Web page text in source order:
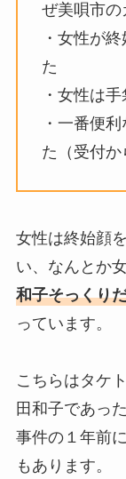
ぜ美唄市の
・女性が
た
・女性は
・一番便
た（受付か
女性は終始顔
い、なんとか
和子そっくり
っています。
こちらはタケ
田和子であっ
事件の１年前
もあります。